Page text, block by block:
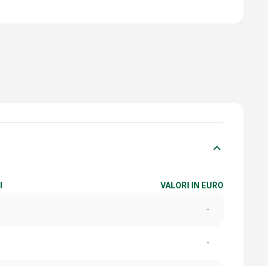
keyboard_arrow_down
VALORI IN EURO
-
-